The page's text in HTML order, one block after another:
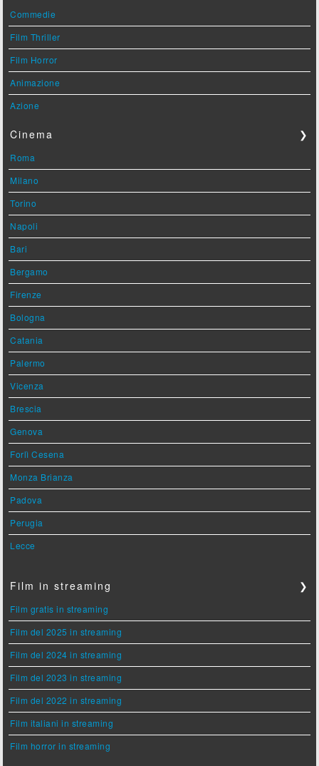
Commedie
Film Thriller
Film Horror
Animazione
Azione
Cinema ❯
Roma
Milano
Torino
Napoli
Bari
Bergamo
Firenze
Bologna
Catania
Palermo
Vicenza
Brescia
Genova
Forlì Cesena
Monza Brianza
Padova
Perugia
Lecce
Film in streaming ❯
Film gratis in streaming
Film del 2025 in streaming
Film del 2024 in streaming
Film del 2023 in streaming
Film del 2022 in streaming
Film italiani in streaming
Film horror in streaming